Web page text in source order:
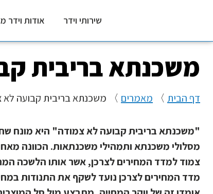
שירותי וידר אודות וידר
משכנתא בריבית
דף הבית 〉 מאמרים 〉 משכנתא בריבית קבועה לא
"משכנתא בריבית קבועה לא צמודה" היא מונח
מסלולי משכנתא ותמהילי משכנתאות. הכוונה
צמוד למדד המחירים לצרכן, אשר אותו הלשכה
מדד המחירים לצרכן נועד לשקף את התנודות